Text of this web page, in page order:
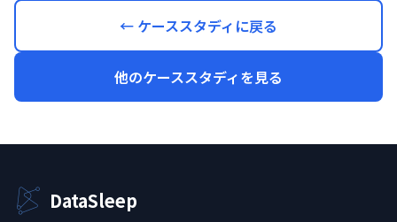
← ケーススタディに戻る
他のケーススタディを見る
DataSleep